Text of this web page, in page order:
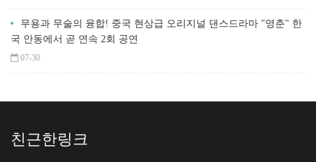
무용과 무술의 융합! 중국 현상급 오리지널 댄스드라마 "영춘" 한
국 안동에서 곧 연속 2회 공연
07-30
친근한링크